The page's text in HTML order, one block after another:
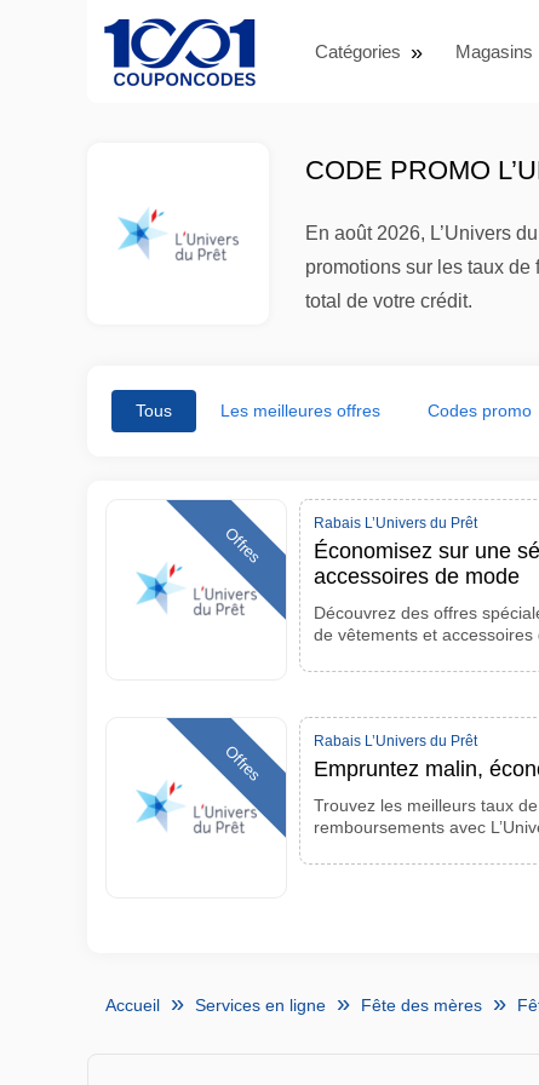
Catégories Magasins
CODE PROMO
En août 2026, L’Univers
promotions sur les taux
total de votre crédit.
Tous Les meilleures offres Codes promo
Offres
Rabais L’Univers du Prêt
Économisez sur une
accessoires de mode
Découvrez des offres
de vêtements et accessoires
Offres
Rabais L’Univers du Prêt
Empruntez malin,
Trouvez les meilleurs taux
remboursements avec
Accueil Services en ligne Fête des mères